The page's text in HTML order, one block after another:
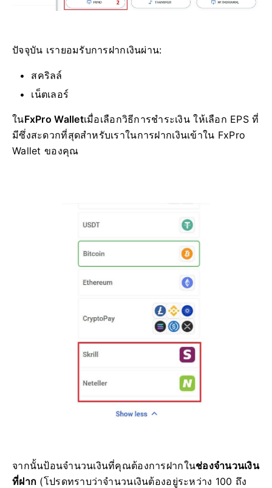
ปัจจุบัน เรายอมรับการฝากเงินผ่าน:
สคริลล์
เน็ตเลอร์
ในFxPro Walletเมื่อเลือกวิธีการชำระเงิน ให้เลือก EPS ที่
มีซึ่งสะดวกที่สุดสำหรับเราในการฝากเงินเข้าใน FxPro
Wallet ของคุณ
จากนั้นป้อนจำนวนเงินที่คุณต้องการฝากในช่องจำนวนเงิน
ที่ฝาก (โปรดทราบว่าจำนวนเงินต้องอยู่ระหว่าง 100 ถึง